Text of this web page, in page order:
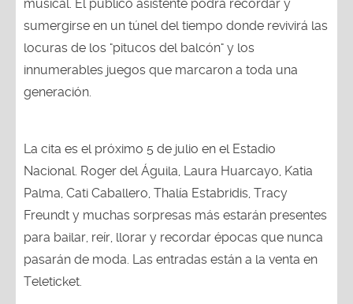
musical. El público asistente podrá recordar y
sumergirse en un túnel del tiempo donde revivirá las
locuras de los "pitucos del balcón" y los
innumerables juegos que marcaron a toda una
generación.
La cita es el próximo 5 de julio en el Estadio
Nacional. Roger del Águila, Laura Huarcayo, Katia
Palma, Cati Caballero, Thalía Estabridis, Tracy
Freundt y muchas sorpresas más estarán presentes
para bailar, reír, llorar y recordar épocas que nunca
pasarán de moda. Las entradas están a la venta en
Teleticket.